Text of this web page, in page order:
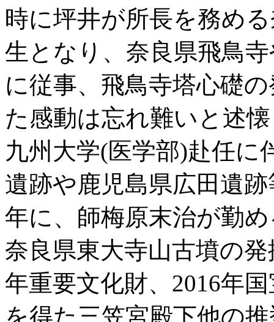
時に坪井が所長を務め
生となり、奈良県飛鳥
に従事、飛鳥寺塔心礎
た感動は忘れ難いと述
九州大学(医学部)赴任に
遺跡や鹿児島県広田遺
年に、師梅原末治が勤
奈良県東大寺山古墳の
年重要文化財、2016年
を得た三笠宮殿下他の